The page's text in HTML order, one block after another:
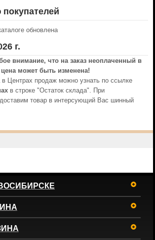
обновлена
г.
внимание, что на заказ неоплаченный в
цена может быть изменена!
в Центрах продаж можно узнать по ссылке
в строке "Остаток склада". При
товар в интерсующий Вас шинный